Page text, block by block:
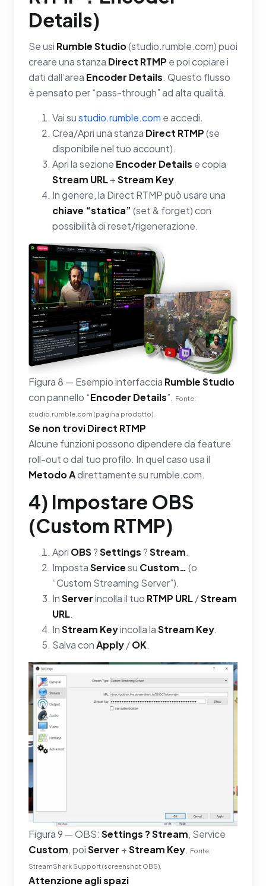
Details)
Se usi Rumble Studio(studio.rumble.com) puoi
creare una stanza Direct RTMP e poi copiare i
dati dall’area Encoder Details. Questo flusso
è pensato per “pass-through” ad alta qualità.
Vai sustudio.rumble.com e accedi.
Crea/Apri una stanza Direct RTMP(se
disponibile nel tuo account).
Apri la sezione Encoder Details e copia
Stream URL+Stream Key.
In genere, la Direct RTMP può usare una
chiave “statica”(set & forget) con
possibilità di reset/rigenerazione.
Figura 8 — Esempio interfaccia Rumble Studio
con pannello “Encoder Details”. Fonte:
studio.rumble.com (pagina prodotto).
Se non trovi Direct RTMP
Alcune funzioni possono dipendere da feature
roll-out o dal tuo profilo. In quel caso usa il
Metodo Adirettamente su rumble.com.
4) Impostare OBS
(Custom RTMP)
Apri OBS?Settings?Stream.
ImpostaServicesu Custom…(o
“Custom Streaming Server”).
InServerincolla il tuo RTMP URL/Stream
URL.
InStream Keyincolla laStream Key.
Salva conApply/OK.
Figura 9 — OBS: Settings ? Stream, Service
Custom, poiServer +Stream Key. Fonte:
StreamShark Support (screenshot OBS).
Attenzione agli spazi